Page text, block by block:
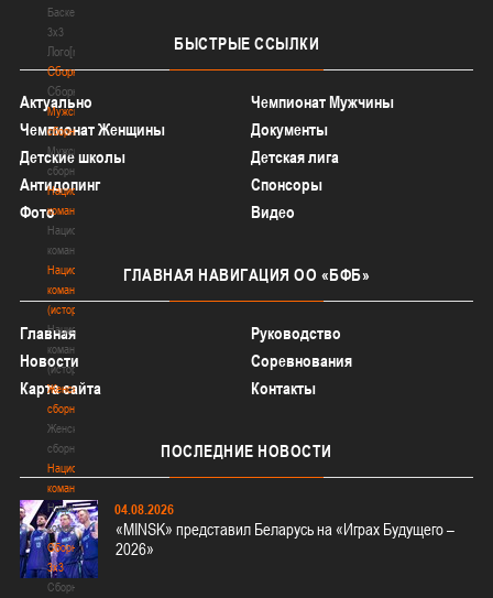
Баскетбол
3х3
Лого[modid=121]
Сборные
Сборные
Мужские
сборные
Мужские
сборные
Национальная
команда
Национальная
команда
Национальная
команда
(история)
Национальная
команда
(история)
Женские
сборные
Женские
сборные
Национальная
команда
Национальная
команда
Сборные
3х3
Сборные
БЫСТРЫЕ ССЫЛКИ
Актуально
Чемпионат Мужчины
Чемпионат Женщины
Документы
Детские школы
Детская лига
Антидопинг
Спонсоры
Фото
Видео
ГЛАВНАЯ НАВИГАЦИЯ ОО «БФБ»
Главная
Руководство
Новости
Соревнования
Карта сайта
Контакты
ПОСЛЕДНИЕ НОВОСТИ
04.08.2026
«MINSK» представил Беларусь на «Играх Будущего –
2026»